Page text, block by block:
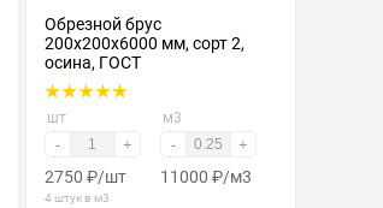
Обрезной брус
200х200х6000 мм, сорт 2,
осина, ГОСТ
шт
- +
2750 ₽/шт
4 штук в м3
м3
- +
11000 ₽/м3